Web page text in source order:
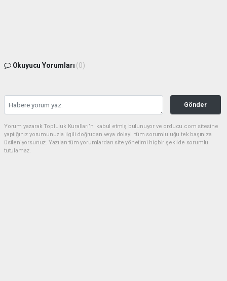
Okuyucu Yorumları (0)
Gönder
Yorum yazarak Topluluk Kuralları’nı kabul etmiş bulunuyor ve orducu.com sitesine
yaptığınız yorumunuzla ilgili doğrudan veya dolaylı tüm sorumluluğu tek başınıza
üstleniyorsunuz. Yazılan tüm yorumlardan site yönetimi hiçbir şekilde sorumlu
tutulamaz.